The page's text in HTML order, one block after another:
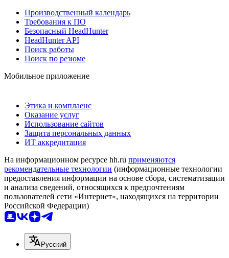
Производственный календарь
Требования к ПО
Безопасный HeadHunter
HeadHunter API
Поиск работы
Поиск по резюме
Мобильное приложение
Этика и комплаенс
Оказание услуг
Использование сайтов
Защита персональных данных
ИТ аккредитация
На информационном ресурсе hh.ru применяются
рекомендательные технологии (информационные технологии
предоставления информации на основе сбора, систематизации
и анализа сведений, относящихся к предпочтениям
пользователей сети «Интернет», находящихся на территории
Российской Федерации)
Русский